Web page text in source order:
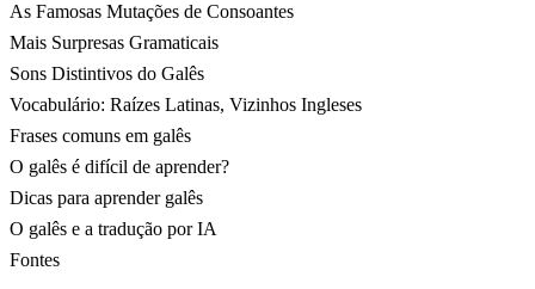
As Famosas Mutações de Consoantes
Mais Surpresas Gramaticais
Sons Distintivos do Galês
Vocabulário: Raízes Latinas, Vizinhos Ingleses
Frases comuns em galês
O galês é difícil de aprender?
Dicas para aprender galês
O galês e a tradução por IA
Fontes